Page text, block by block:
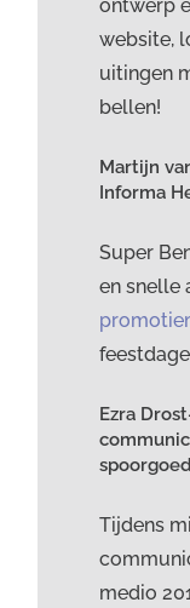
ontwerp
website,
uitingen
bellen!
Martijn
Informa
Super
en snelle
Ezra
Tijdens
medio